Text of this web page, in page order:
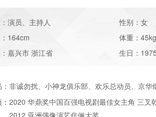
演员、主持人
性别：女
164cm
体重：45kg
嘉兴市 浙江省
生日：
非诚勿扰、小神龙俱乐部、欢乐总动员、京
2020 华鼎奖中国百强电视剧最佳女主角 三叉
2012 亚洲偶像演艺伉俪大奖